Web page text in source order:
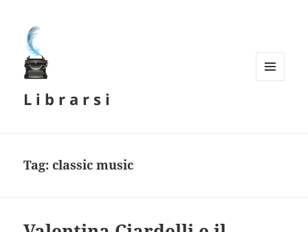
L i b r a r s i
Tag:classic music